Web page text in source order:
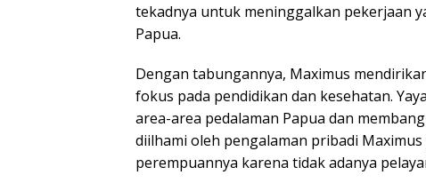
tekadnya untuk meninggalkan pekerjaan
Papua.
Dengan tabungannya, Maximus
fokus pada pendidikan dan kesehatan.
area-area pedalaman Papua dan
diilhami oleh pengalaman pribadi
perempuannya karena tidak adanya